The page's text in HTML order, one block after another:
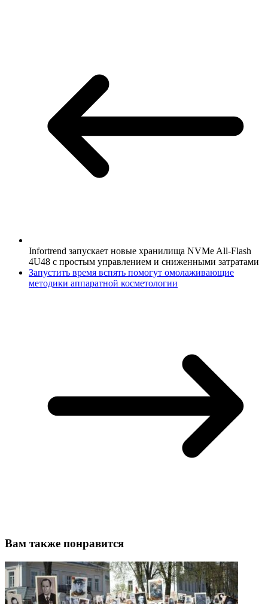
Infortrend запускает новые хранилища NVMe All-Flash
4U48 с простым управлением и сниженными затратами
Запустить время вспять помогут омолаживающие
методики аппаратной косметологии
Вам также понравится